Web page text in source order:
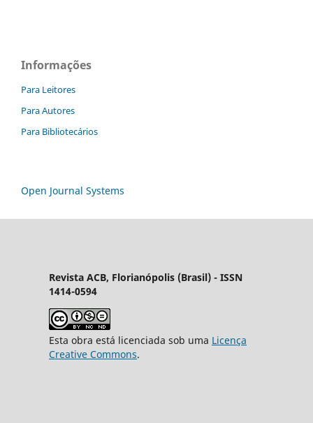
Informações
Para Leitores
Para Autores
Para Bibliotecários
Open Journal Systems
Revista ACB, Florianópolis (Brasil) - ISSN
1414-0594
Esta obra está licenciada sob uma Licença
Creative Commons.